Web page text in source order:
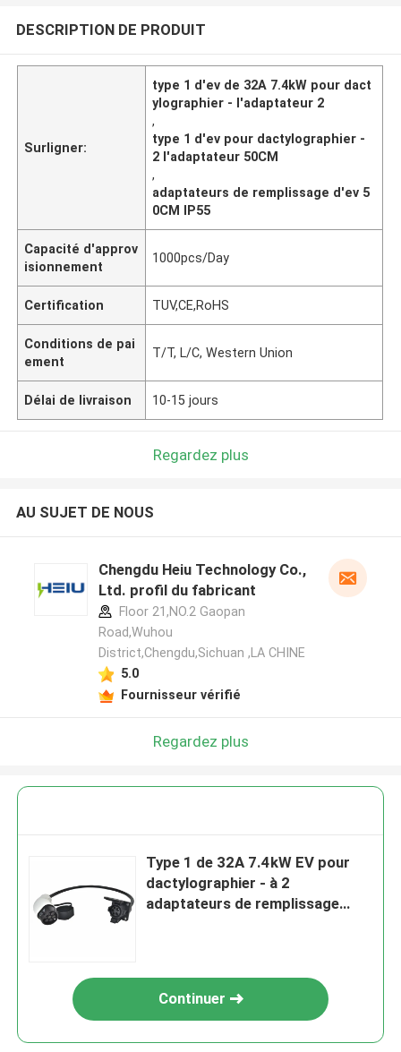
DESCRIPTION DE PRODUIT
Surligner:
type 1 d'ev de 32A 7.4kW pour dact
ylographier - l'adaptateur 2
,
type 1 d'ev pour dactylographier -
2 l'adaptateur 50CM
,
adaptateurs de remplissage d'ev 5
0CM IP55
Capacité d'approv
isionnement
1000pcs/Day
Certification TUV,CE,RoHS
Conditions de pai
ement
T/T, L/C, Western Union
Délai de livraison 10-15 jours
Regardez plus
AU SUJET DE NOUS
Chengdu Heiu Technology Co.,
Ltd. profil du fabricant
Floor 21,NO.2 Gaopan
Road,Wuhou
District,Chengdu,Sichuan ,LA CHINE
5.0
Fournisseur vérifié
Regardez plus
Type 1 de 32A 7.4kW EV pour
dactylographier - à 2
adaptateurs de remplissage
Continuer